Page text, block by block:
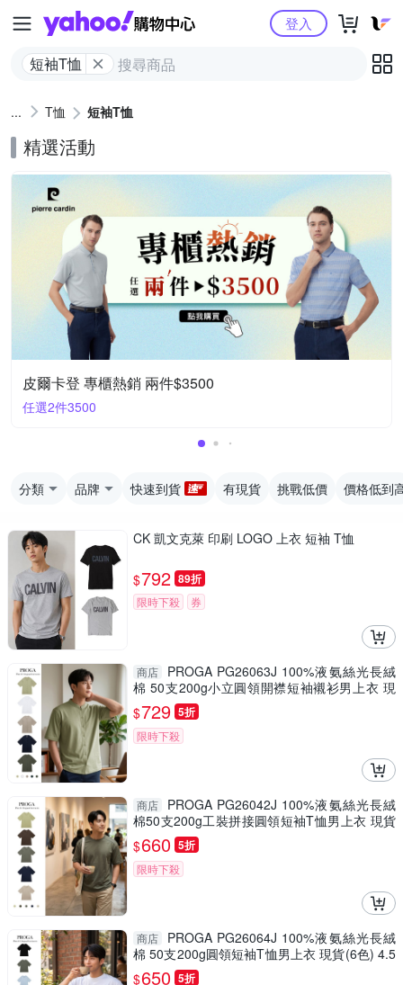
Yahoo購物中心
短袖T恤
登入
T恤 短袖T恤
精選活動
皮爾卡登 專櫃熱銷 兩件$3500
任選2件3500
分類 品牌 快速到貨 有現貨 挑戰低價 價格低到
CK 凱文克萊 印刷 LOGO 上衣 短袖 T恤
$792 89折
限時下殺 券
商店
PROGA PG26063J 100%液氨絲光長絨
棉 50支200g小立圓領開襟短袖襯衫男上衣 現
貨(5色)4.5級抗起球 休閒外搭
$729 5折
限時下殺
商店
PROGA PG26042J 100%液氨絲光長絨
棉50支200g工裝拼接圓領短袖T恤男上衣 現貨
(5色) 4.5級抗起球 挺拔防透
$660 5折
限時下殺
商店
PROGA PG26064J 100%液氨絲光長絨
棉 50支200g圓領短袖T恤男上衣 現貨(6色) 4.5
級抗起球 挺拔防透
$650 5折